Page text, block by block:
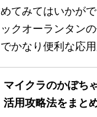
てみてはいかが
クオーランタン
かなり便利な応用
マイクラのかぼち
活用攻略法をまと